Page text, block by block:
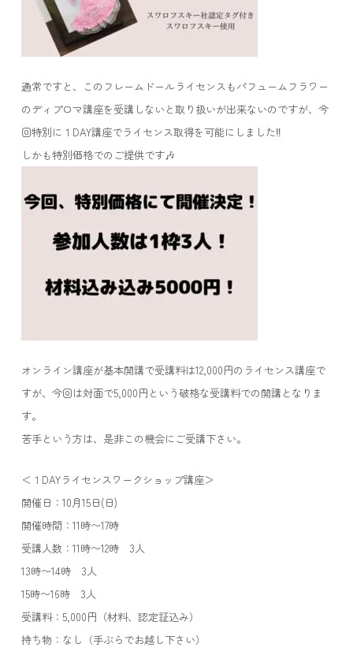
通常ですと、このフレームドールライセンスもパフュームフラワー
のディプロマ講座を受講しないと取り扱いが出来ないのですが、今
回特別に１DAY講座でライセンス取得を可能にしました‼️
しかも特別価格でのご提供です🎶
オンライン講座が基本開講で受講料は12,000円のライセンス講座で
すが、今回は対面で5,000円という破格な受講料での開講となりま
す。
苦手という方は、是非この機会にご受講下さい。
＜１DAYライセンスワークショップ講座＞
開催日：10月15日(日)
開催時間：11時〜17時
受講人数：11時〜12時 3人
13時〜14時 3人
15時〜16時 3人
受講料：5,000円（材料、認定証込み）
持ち物：なし（手ぶらでお越し下さい）